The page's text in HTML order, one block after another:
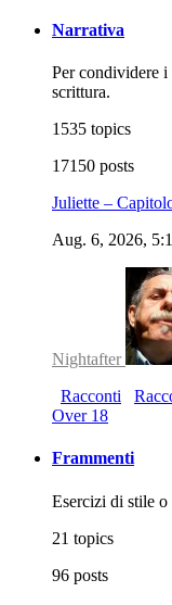
Narrativa
Per condividere
scrittura.
1535 topics
17150 posts
Juliette –
Aug. 6, 2026,
Nightafter
Racconti
Over 18
Frammenti
Esercizi di stile o
21 topics
96 posts